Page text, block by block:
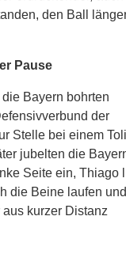
den Ball
Pause
Bayern bohrten
der
Stelle bei einem
jubelten die
Seite ein, Thiago
die Beine laufen und
kurzer Distanz